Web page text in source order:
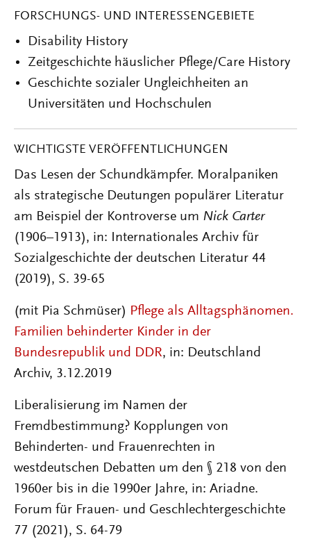
FORSCHUNGS- UND INTERESSENGEBIETE
Disability History
Zeitgeschichte häuslicher Pflege/Care History
Geschichte sozialer Ungleichheiten an
Universitäten und Hochschulen
WICHTIGSTE VERÖFFENTLICHUNGEN
Das Lesen der Schundkämpfer. Moralpaniken
als strategische Deutungen populärer Literatur
am Beispiel der Kontroverse um Nick Carter
(1906–1913), in: Internationales Archiv für
Sozialgeschichte der deutschen Literatur 44
(2019), S. 39-65
(mit Pia Schmüser) Pflege als Alltagsphänomen.
Familien behinderter Kinder in der
Bundesrepublik und DDR, in: Deutschland
Archiv, 3.12.2019
Liberalisierung im Namen der
Fremdbestimmung? Kopplungen von
Behinderten- und Frauenrechten in
westdeutschen Debatten um den § 218 von den
1960er bis in die 1990er Jahre, in: Ariadne.
Forum für Frauen- und Geschlechtergeschichte
77 (2021), S. 64-79